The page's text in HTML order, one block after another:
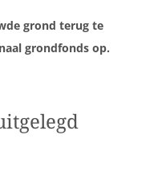
grond terug te
grondfonds op.